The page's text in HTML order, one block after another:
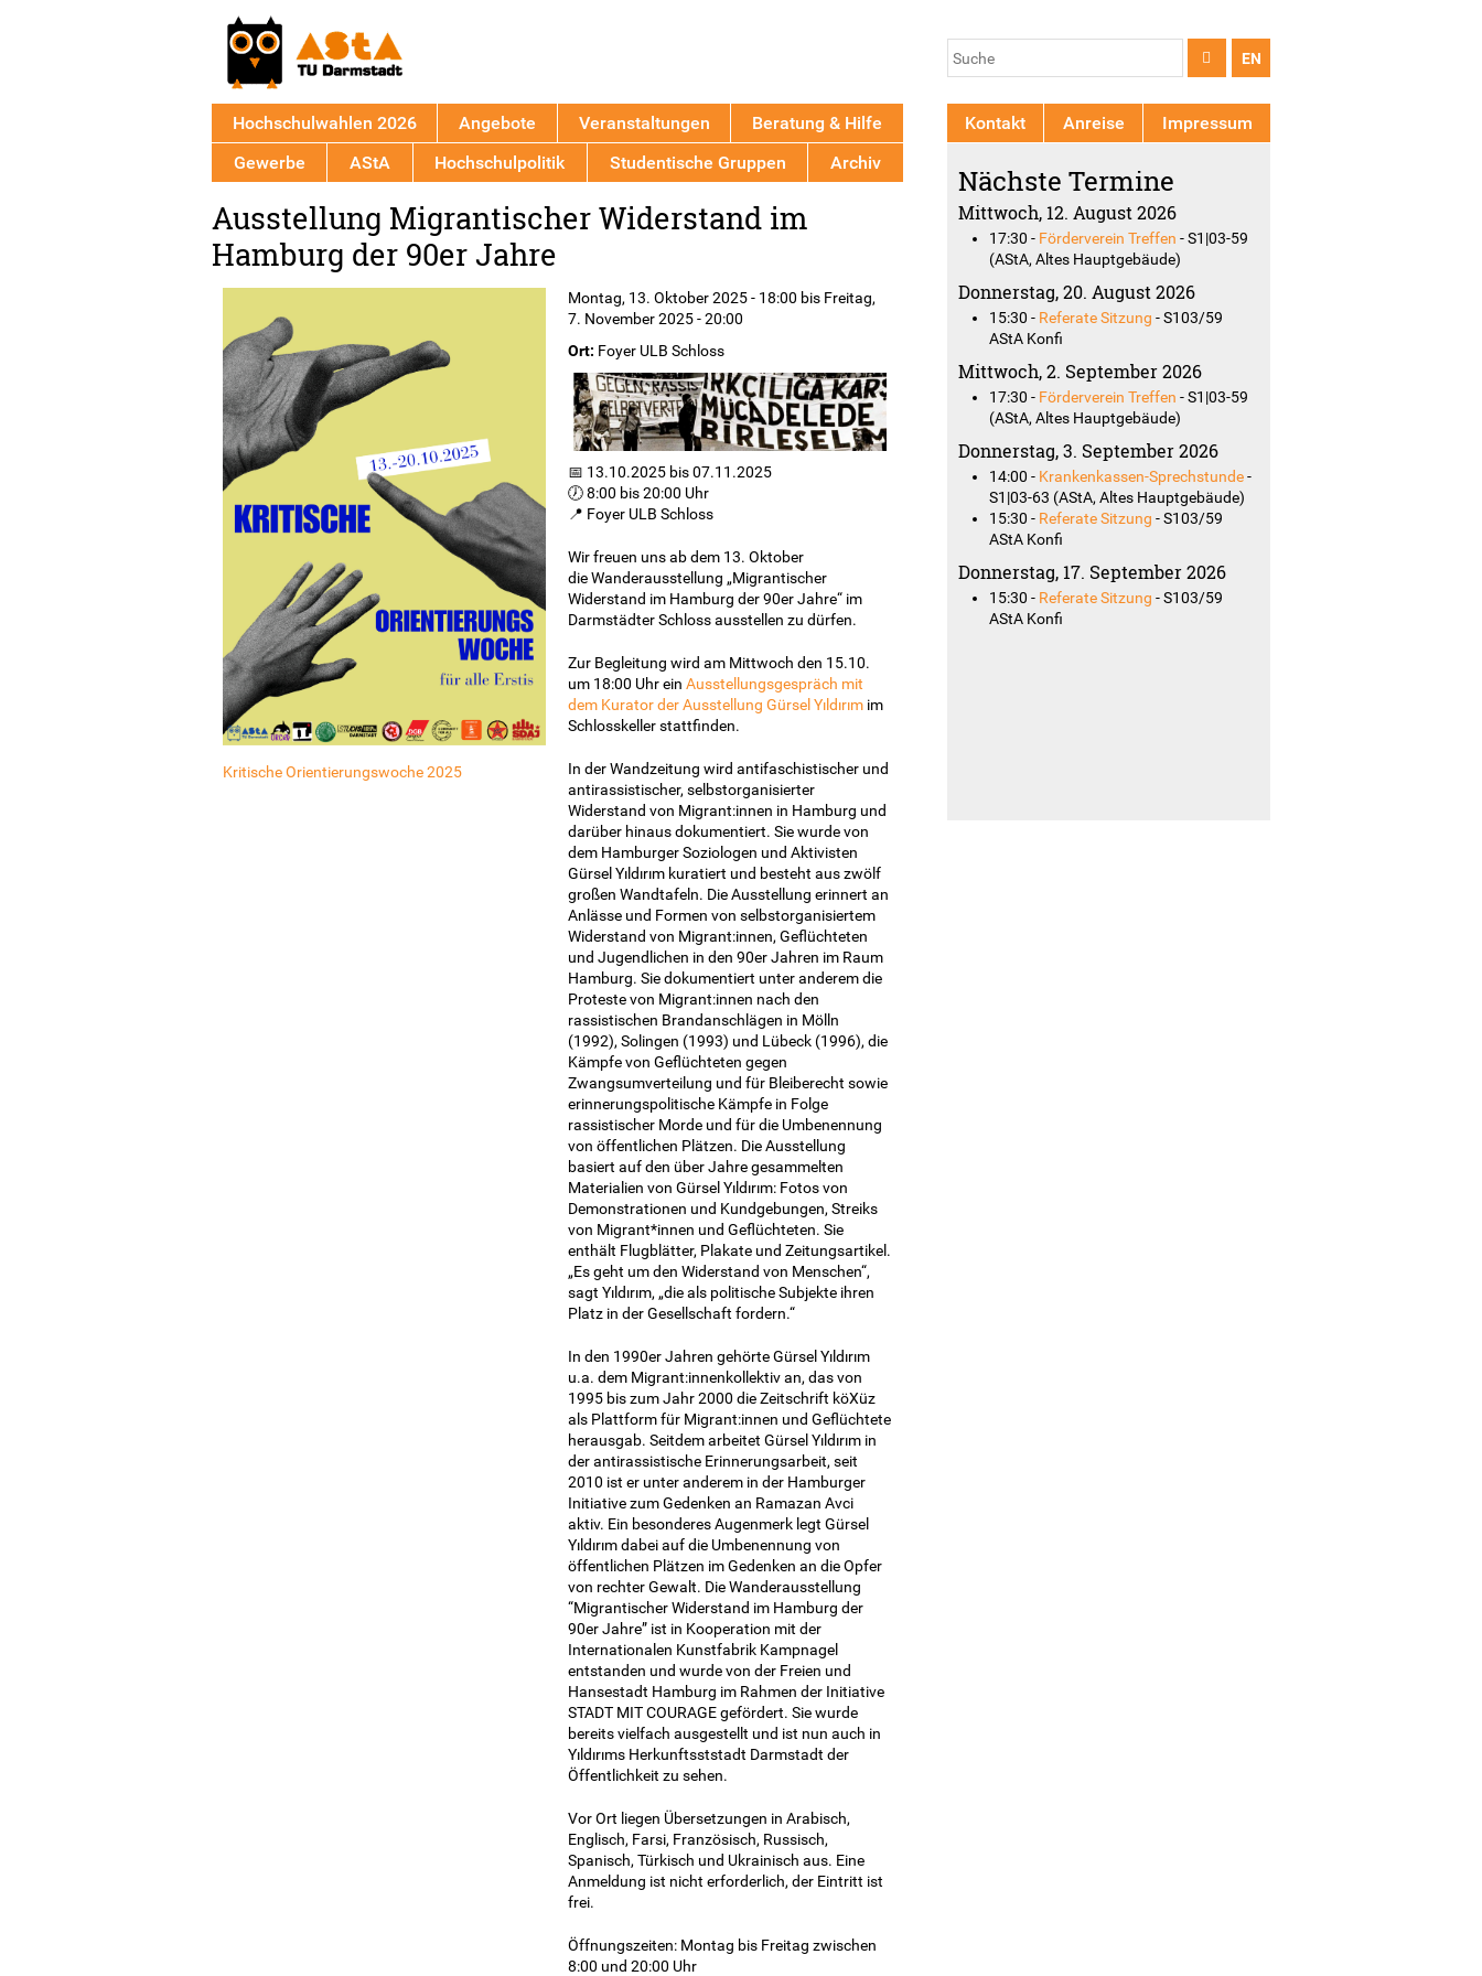
EN
Suchformular
Suche
to
top
Ausstellung Migrantischer Widerstand im
Hamburg der 90er Jahre
Kritische Orientierungswoche 2025
Montag, 13. Oktober 2025 - 18:00 bis Freitag,
7. November 2025 - 20:00
Ort: Foyer ULB Schloss
📅 13.10.2025 bis 07.11.2025
🕖 8:00 bis 20:00 Uhr
📍 Foyer ULB Schloss
Wir freuen uns ab dem 13. Oktober
die Wanderausstellung „Migrantischer
Widerstand im Hamburg der 90er Jahre“ im
Darmstädter Schloss ausstellen zu dürfen.
Zur Begleitung wird am Mittwoch den 15.10.
um 18:00 Uhr einAusstellungsgespräch mit
dem Kurator der Ausstellung Gürsel Yıldırım im
Schlosskeller stattfinden.
In der Wandzeitung wird antifaschistischer und
antirassistischer, selbstorganisierter
Widerstand von Migrant:innen in Hamburg und
darüber hinaus dokumentiert. Sie wurde von
dem Hamburger Soziologen und Aktivisten
Gürsel Yıldırım kuratiert und besteht aus zwölf
großen Wandtafeln. Die Ausstellung erinnert an
Anlässe und Formen von selbstorganisiertem
Widerstand von Migrant:innen, Geflüchteten
und Jugendlichen in den 90er Jahren im Raum
Hamburg. Sie dokumentiert unter anderem die
Proteste von Migrant:innen nach den
rassistischen Brandanschlägen in Mölln
(1992), Solingen (1993) und Lübeck (1996), die
Kämpfe von Geflüchteten gegen
Zwangsumverteilung und für Bleiberecht sowie
erinnerungspolitische Kämpfe in Folge
rassistischer Morde und für die Umbenennung
von öffentlichen Plätzen. Die Ausstellung
basiert auf den über Jahre gesammelten
Materialien von Gürsel Yıldırım: Fotos von
Demonstrationen und Kundgebungen, Streiks
von Migrant*innen und Geflüchteten. Sie
enthält Flugblätter, Plakate und Zeitungsartikel.
„Es geht um den Widerstand von Menschen“,
sagt Yıldırım, „die als politische Subjekte ihren
Platz in der Gesellschaft fordern.“
In den 1990er Jahren gehörte Gürsel Yıldırım
u.a. dem Migrant:innenkollektiv an, das von
1995 bis zum Jahr 2000 die Zeitschrift köXüz
als Plattform für Migrant:innen und Geflüchtete
herausgab. Seitdem arbeitet Gürsel Yıldırım in
der antirassistische Erinnerungsarbeit, seit
2010 ist er unter anderem in der Hamburger
Initiative zum Gedenken an Ramazan Avci
aktiv. Ein besonderes Augenmerk legt Gürsel
Yıldırım dabei auf die Umbenennung von
öffentlichen Plätzen im Gedenken an die Opfer
von rechter Gewalt. Die Wanderausstellung
“Migrantischer Widerstand im Hamburg der
90er Jahre” ist in Kooperation mit der
Internationalen Kunstfabrik Kampnagel
entstanden und wurde von der Freien und
Hansestadt Hamburg im Rahmen der Initiative
STADT MIT COURAGE gefördert. Sie wurde
bereits vielfach ausgestellt und ist nun auch in
Yıldırıms Herkunftsststadt Darmstadt der
Öffentlichkeit zu sehen.
Vor Ort liegen Übersetzungen in Arabisch,
Englisch, Farsi, Französisch, Russisch,
Spanisch, Türkisch und Ukrainisch aus. Eine
Anmeldung ist nicht erforderlich, der Eintritt ist
frei.
Öffnungszeiten: Montag bis Freitag zwischen
8:00 und 20:00 Uhr
Hochschulwahlen 2026 Angebote Veranstaltungen
Beratung & Hilfe
Gewerbe
AStA Hochschulpolitik Studentische Gruppen Archiv
Kontakt Anreise Impressum
Nächste Termine
Mittwoch, 12. August 2026
17:30 - Förderverein Treffen -S1|03-59
(AStA, Altes Hauptgebäude)
Donnerstag, 20. August 2026
15:30 - Referate Sitzung -S103/59
AStA Konfi
Mittwoch, 2. September 2026
17:30 - Förderverein Treffen -S1|03-59
(AStA, Altes Hauptgebäude)
Donnerstag, 3. September 2026
14:00 - Krankenkassen-Sprechstunde -
S1|03-63 (AStA, Altes Hauptgebäude)
15:30 - Referate Sitzung -S103/59
AStA Konfi
Donnerstag, 17. September 2026
15:30 - Referate Sitzung -S103/59
AStA Konfi